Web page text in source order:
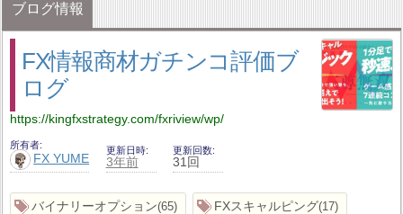
ブログ情報
FX情報商材ガチンコ評価ブ
ログ
https://kingfxstrategy.com/fxriview/wp/
所有者
FX YUME
更新日時
3年前
更新回数
31回
バイナリーオプション 65 FXスキャルピング 17